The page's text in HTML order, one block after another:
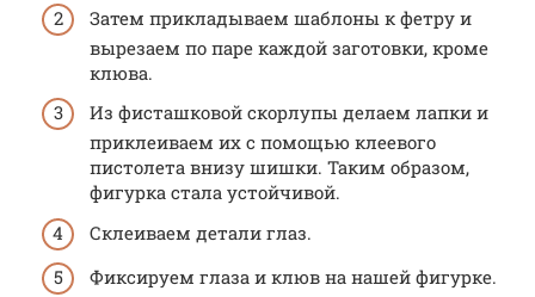
Затем прикладываем шаблоны к фетру и
вырезаем по паре каждой заготовки, кроме
клюва.
Из фисташковой скорлупы делаем лапки и
приклеиваем их с помощью клеевого
пистолета внизу шишки. Таким образом,
фигурка стала устойчивой.
Склеиваем детали глаз.
Фиксируем глаза и клюв на нашей фигурке.